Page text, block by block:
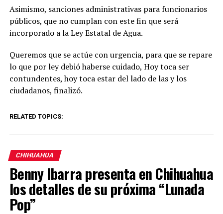
Asimismo, sanciones administrativas para funcionarios
públicos, que no cumplan con este fin que será
incorporado a la Ley Estatal de Agua.
Queremos que se actúe con urgencia, para que se repare
lo que por ley debió haberse cuidado, Hoy toca ser
contundentes, hoy toca estar del lado de las y los
ciudadanos, finalizó.
RELATED TOPICS:
CHIHUAHUA
Benny Ibarra presenta en Chihuahua
los detalles de su próxima “Lunada
Pop”